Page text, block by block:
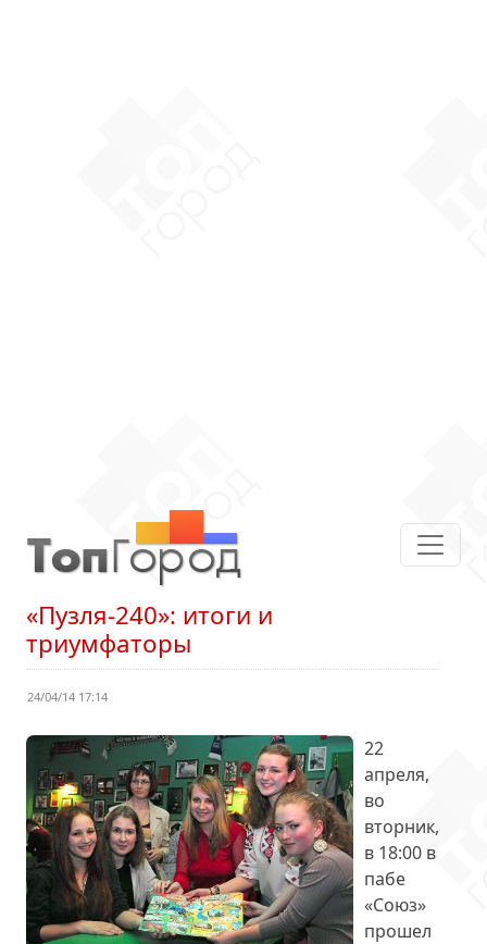
«Пузля-240»: итоги и
триумфаторы
24/04/14 17:14
22
апреля,
во
вторник,
в 18:00 в
пабе
«Союз»
прошел